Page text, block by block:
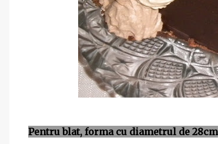
Pentru blat, forma cu diametrul de 28cm